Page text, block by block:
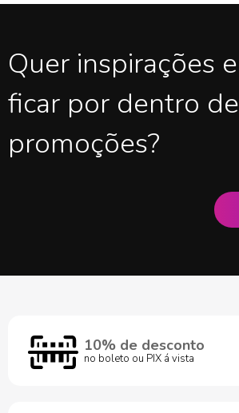
Quer inspirações e
ficar por dentro de
promoções?
10% de desconto
no boleto ou PIX á vista